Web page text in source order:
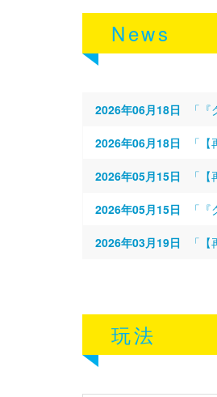
News
2026年06月18日 「
2026年06月18日 「
2026年05月15日 「
2026年05月15日 「
2026年03月19日 「
玩法